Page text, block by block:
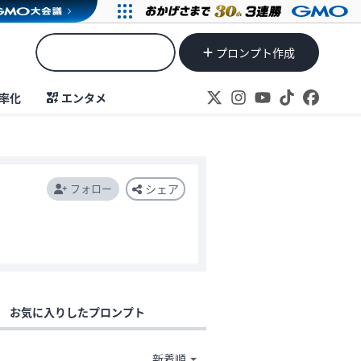
プロンプト作成
化 エンタメ
フォロー シェア
お気に入りしたプロンプト